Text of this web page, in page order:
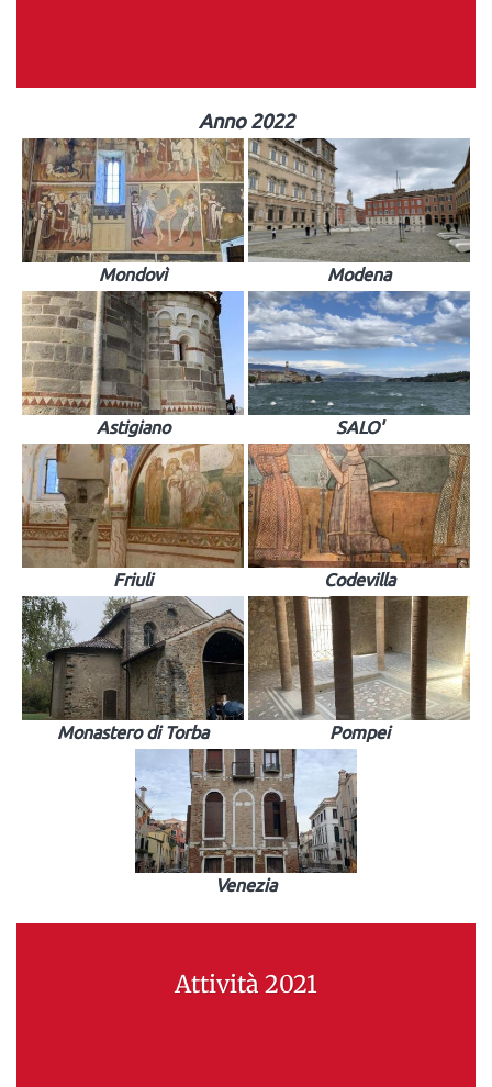
Anno 2022
Mondovì Modena
Astigiano SALO'
Friuli Codevilla
Monastero di Torba Pompei
Venezia
Attività 2021